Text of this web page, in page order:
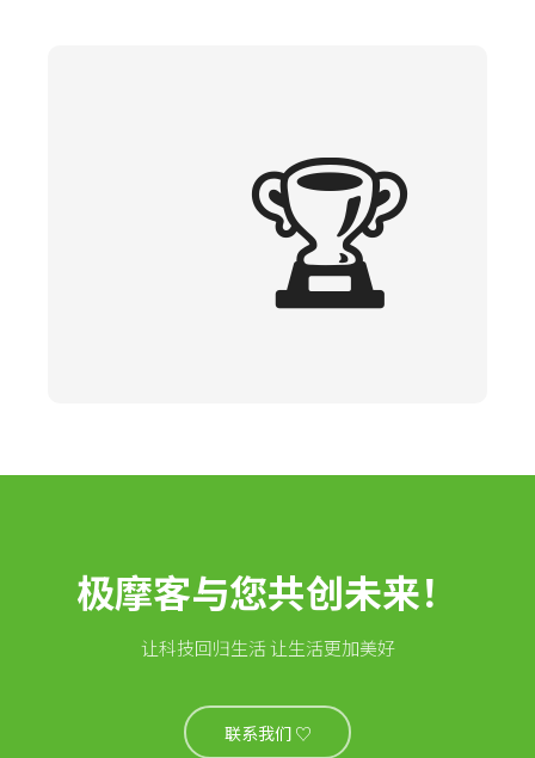
🏆
极摩客与您共创未来！
让科技回归生活 让生活更加美好
联系我们 ♡